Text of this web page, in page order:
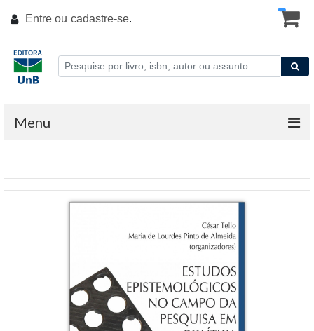
Entre ou cadastre-se.
Menu